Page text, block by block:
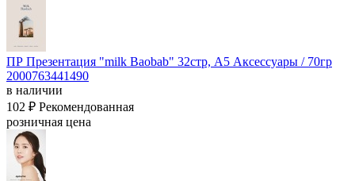
ПР Презентация "milk Baobab" 32стр, А5 Аксессуары / 70гр
2000763441490
в наличии
102 ₽ Рекомендованная
розничная цена